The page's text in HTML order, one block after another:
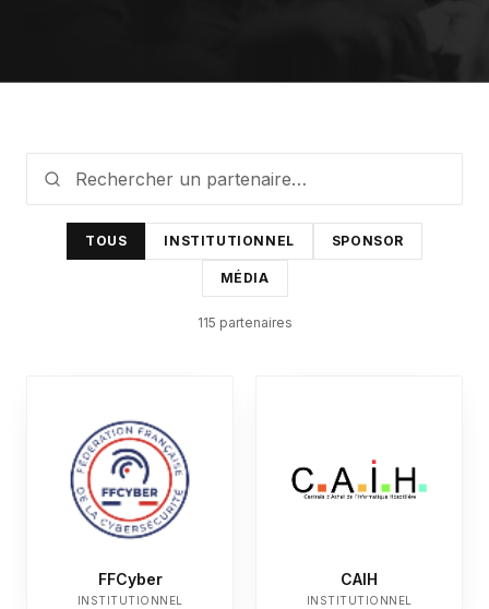
TOUS INSTITUTIONNEL SPONSOR
MÉDIA
115 partenaires
FFCyber
INSTITUTIONNEL
CAIH
INSTITUTIONNEL